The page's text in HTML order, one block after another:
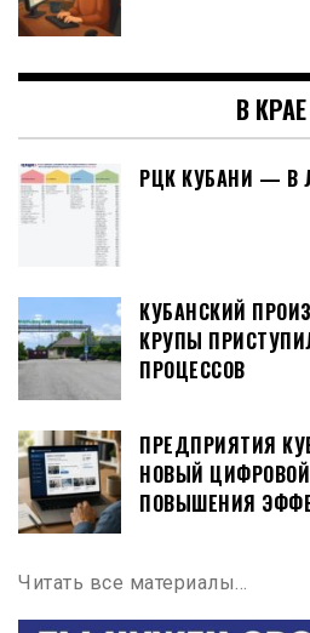
В КРАЕ
РЦК КУБАНИ — В
КУБАНСКИЙ
КРУПЫ
ПРОЦЕССОВ
ПРЕДПРИЯТИЯ
НОВЫЙ
ПОВЫШЕНИЯ
Читать все материалы…